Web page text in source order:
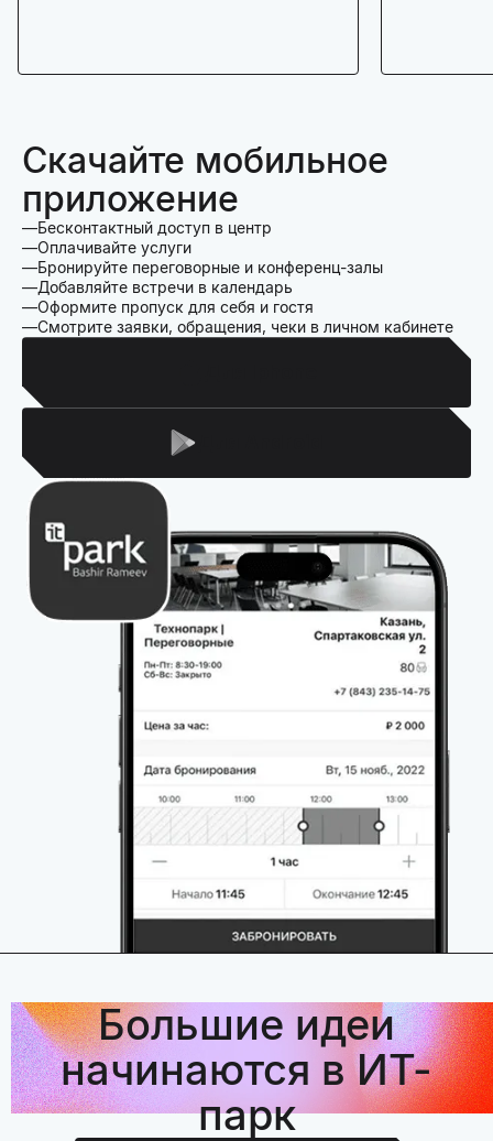
Скачайте мобильное
приложение
Бесконтактный доступ в центр
Оплачивайте услуги
Бронируйте переговорные и конференц-залы
Добавляйте встречи в календарь
Оформите пропуск для себя и гостя
Смотрите заявки, обращения, чеки в личном кабинете
Большие идеи
начинаются в ИТ-
парк